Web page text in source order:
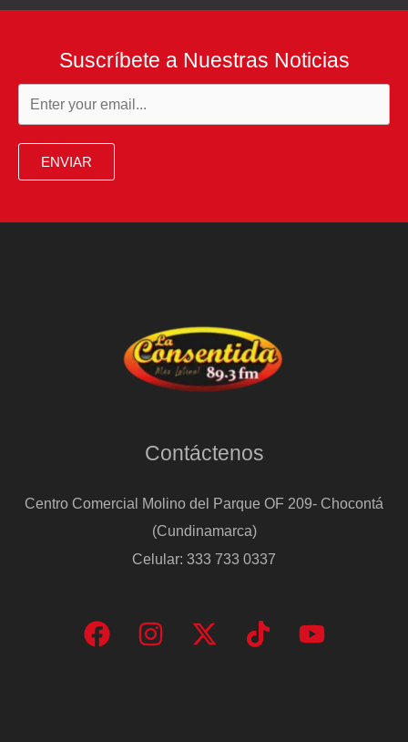
Suscríbete a Nuestras Noticias
ENVIAR
Contáctenos
Centro Comercial Molino del Parque OF 209- Chocontá
(Cundinamarca)
Celular: 333 733 0337